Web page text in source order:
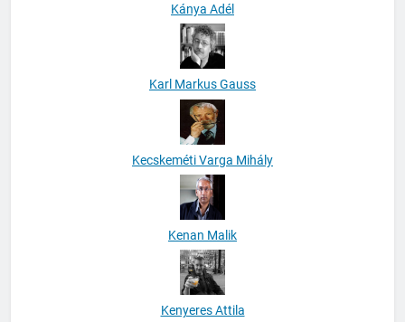
Kánya Adél
Karl Markus Gauss
Kecskeméti Varga Mihály
Kenan Malik
Kenyeres Attila